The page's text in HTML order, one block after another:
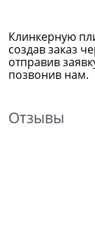
Клинкерную
создав заказ
отправив
позвонив нам.
Отзывы